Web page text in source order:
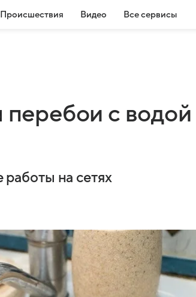
Происшествия Видео Все сервисы
с водой
на сетях